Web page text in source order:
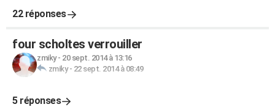
22 réponses
four scholtes verrouiller
zmiky- 20 sept. 2014 à 13:16
zmiky- 22 sept. 2014 à 08:49
5 réponses